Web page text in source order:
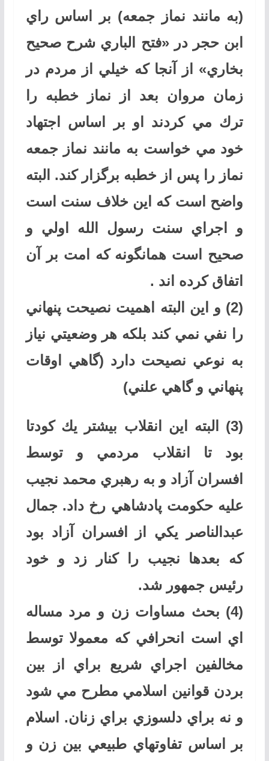
(به مانند نماز جمعه) بر اساس راي
ابن حجر در «فتح الباري شرح صحيح
بخاري» از آنجا كه خيلي از مردم در
زمان مروان بعد از نماز خطبه را
ترك مي كردند او بر اساس اجتهاد
خود مي خواست به مانند نماز جمعه
نماز را پس از خطبه برگزار كند. البته
واضح است كه اين خلاف سنت است
و اجراي سنت رسول الله اولي و
صحيح است همانگونه كه امت بر آن
اتفاق كرده اند .
(2) و اين البته اهميت نصيحت پنهاني
را نفي نمي كند بلكه هر وضعيتي نياز
به نوعي نصيحت دارد (گاهي اوقات
پنهاني و گاهي علني)
(3) البته اين انقلاب بيشتر يك كودتا
بود تا انقلاب مردمي و توسط
افسران آزاد و به رهبري محمد نجيب
عليه حكومت پادشاهي رخ داد. جمال
عبدالناصر يكي از افسران آزاد بود
كه بعدها نجيب را كنار زد و خود
رئيس جمهور شد.
(4) بحث مساوات زن و مرد مساله
اي است انحرافي كه معمولا توسط
مخالفين اجراي شريع براي از بين
بردن قوانين اسلامي مطرح مي شود
و نه براي دلسوزي براي زنان. اسلام
بر اساس تفاوتهاي طبيعي بين زن و